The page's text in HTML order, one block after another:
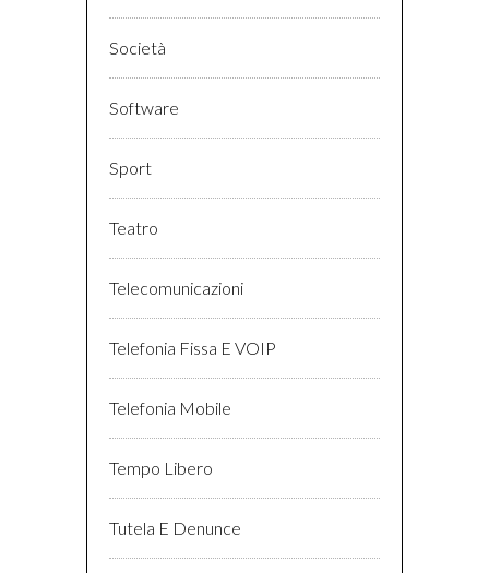
Società
Software
Sport
Teatro
Telecomunicazioni
Telefonia Fissa E VOIP
Telefonia Mobile
Tempo Libero
Tutela E Denunce